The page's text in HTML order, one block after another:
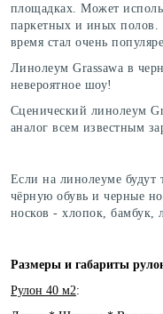
площадках. Может
паркетных и иных полов.
время стал очень
Линолеум Grassawa в
невероятное шоу!
Сценический линолеум
аналог всем известным
Если на линолеуме будут
чёрную обувь и черные
носков - хлопок, бамбук,
Размеры и габариты
Рулон 40 м2: